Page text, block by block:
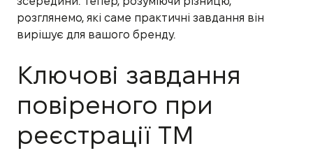
розглянемо, які саме практичні завдання він
вирішує для вашого бренду.
Ключові завдання
повіреного при
реєстрації ТМ